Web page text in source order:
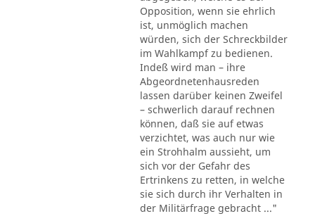
Opposition, wenn sie ehrlich
ist, unmöglich machen
würden, sich der Schreckbilder
im Wahlkampf zu bedienen.
Indeß wird man – ihre
Abgeordnetenhausreden
lassen darüber keinen Zweifel
– schwerlich darauf rechnen
können, daß sie auf etwas
verzichtet, was auch nur wie
ein Strohhalm aussieht, um
sich vor der Gefahr des
Ertrinkens zu retten, in welche
sie sich durch ihr Verhalten in
der Militärfrage gebracht ..."